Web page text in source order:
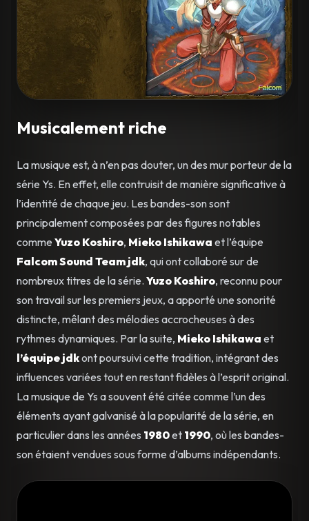
Musicalement riche
La musique est, à n’en pas douter, un des mur porteur de la
série Ys. En effet, elle contruisit de manière significative à
l’identité de chaque jeu. Les bandes-son sont
principalement composées par des figures notables
comme Yuzo Koshiro, Mieko Ishikawa et l’équipe
Falcom Sound Team jdk, qui ont collaboré sur de
nombreux titres de la série. Yuzo Koshiro, reconnu pour
son travail sur les premiers jeux, a apporté une sonorité
distincte, mêlant des mélodies accrocheuses à des
rythmes dynamiques. Par la suite, Mieko Ishikawa et
l’équipe jdkont poursuivi cette tradition, intégrant des
influences variées tout en restant fidèles à l’esprit original.
La musique de Ys a souvent été citée comme l’un des
éléments ayant galvanisé à la popularité de la série, en
particulier dans les années 1980et 1990, où les bandes-
son étaient vendues sous forme d’albums indépendants.